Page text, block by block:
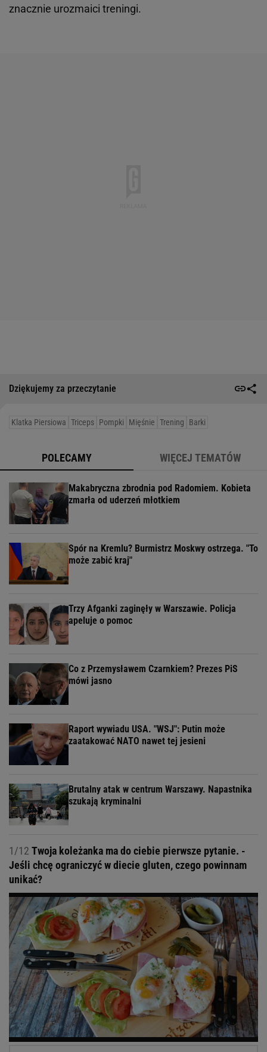
znacznie urozmaici treningi.
Dziękujemy za przeczytanie
Klatka Piersiowa Triceps Pompki Mięśnie Trening Barki
POLECAMY WIĘCEJ TEMATÓW
Makabryczna zbrodnia pod Radomiem. Kobieta
zmarła od uderzeń młotkiem
Spór na Kremlu? Burmistrz Moskwy ostrzega. "To
może zabić kraj"
Trzy Afganki zaginęły w Warszawie. Policja
apeluje o pomoc
Co z Przemysławem Czarnkiem? Prezes PiS
mówi jasno
Raport wywiadu USA. "WSJ": Putin może
zaatakować NATO nawet tej jesieni
Brutalny atak w centrum Warszawy. Napastnika
szukają kryminalni
1/12 Twoja koleżanka ma do ciebie pierwsze pytanie. -
Jeśli chcę ograniczyć w diecie gluten, czego powinnam
unikać?